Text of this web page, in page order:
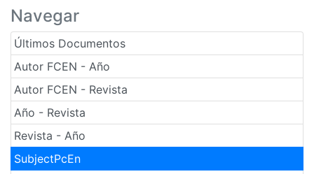
Navegar
Últimos Documentos
Autor FCEN - Año
Autor FCEN - Revista
Año - Revista
Revista - Año
SubjectPcEn